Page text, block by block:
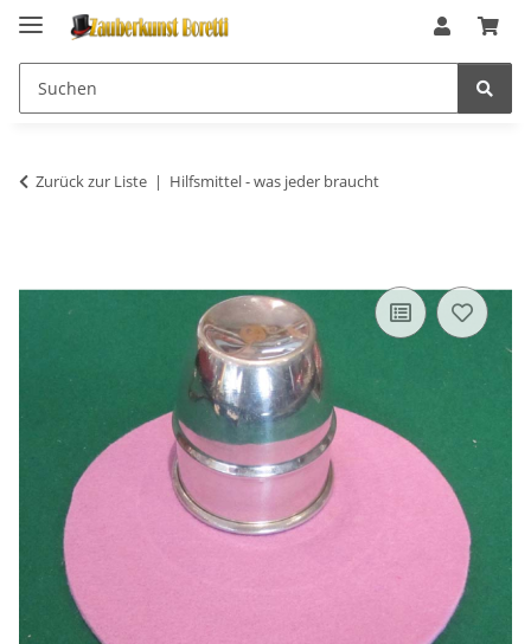
Zurück zur Liste Hilfsmittel - was jeder braucht